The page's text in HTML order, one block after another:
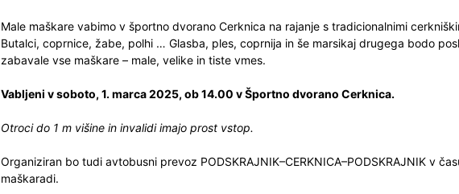
Male maškare vabimo v športno dvorano Cerknica na rajanje s tradicionalnimi
Butalci, coprnice, žabe, polhi … Glasba, ples, coprnija in še marsikaj drugega bodo
zabavale vse maškare – male, velike in tiste vmes.
Vabljeni vsoboto, 1. marca 2025, ob 14.00 v Športno dvorano Cerknica.
Otroci do 1 m višine in invalidi imajo prost vstop.
Organiziran bo tudi avtobusni prevoz PODSKRAJNIK–CERKNICA–PODSKRAJNIK v
maškaradi.